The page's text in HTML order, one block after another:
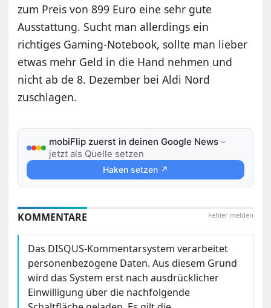
zum Preis von 899 Euro eine sehr gute
Ausstattung. Sucht man allerdings ein
richtiges Gaming-Notebook, sollte man lieber
etwas mehr Geld in die Hand nehmen und
nicht ab de 8. Dezember bei Aldi Nord
zuschlagen.
mobiFlip zuerst in deinen Google News –
jetzt als Quelle setzen
Haken setzen ↗
Fehler melden
KOMMENTARE
Das DISQUS-Kommentarsystem verarbeitet
personenbezogene Daten. Aus diesem Grund
wird das System erst nach ausdrücklicher
Einwilligung über die nachfolgende